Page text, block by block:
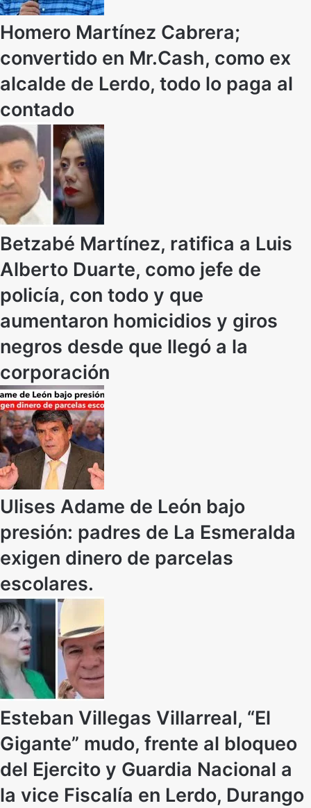
Homero Martínez Cabrera;
convertido en Mr.Cash, como ex
alcalde de Lerdo, todo lo paga al
contado
Betzabé Martínez, ratifica a Luis
Alberto Duarte, como jefe de
policía, con todo y que
aumentaron homicidios y giros
negros desde que llegó a la
corporación
Ulises Adame de León bajo
presión: padres de La Esmeralda
exigen dinero de parcelas
escolares.
Esteban Villegas Villarreal, “El
Gigante” mudo, frente al bloqueo
del Ejercito y Guardia Nacional a
la vice Fiscalía en Lerdo, Durango